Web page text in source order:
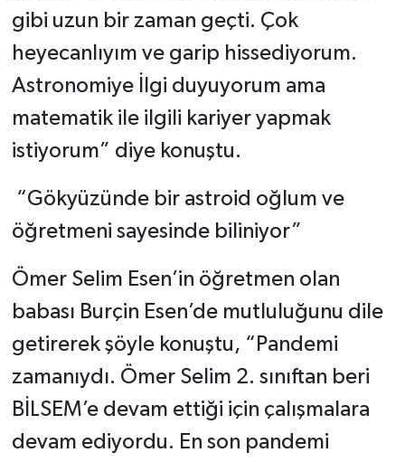
gibi uzun bir zaman geçti. Çok
heyecanlıyım ve garip hissediyorum.
Astronomiye İlgi duyuyorum ama
matematik ile ilgili kariyer yapmak
istiyorum” diye konuştu.
“Gökyüzünde bir astroid oğlum ve
öğretmeni sayesinde biliniyor”
Ömer Selim Esen’in öğretmen olan
babası Burçin Esen’de mutluluğunu dile
getirerek şöyle konuştu, “Pandemi
zamanıydı. Ömer Selim 2. sınıftan beri
BİLSEM’e devam ettiği için çalışmalara
devam ediyordu. En son pandemi